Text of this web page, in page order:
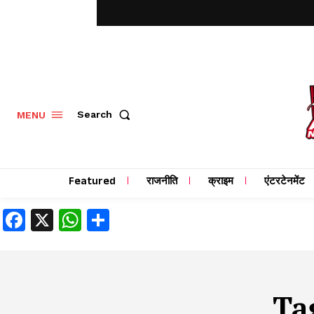
MENU Search
Featured राजनीति क्राइम एंटरटेनमेंट
Facebook
X WhatsApp